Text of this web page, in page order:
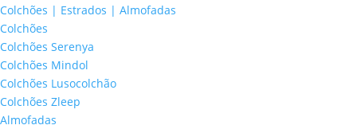
Colchões | Estrados | Almofadas
Colchões
Colchões Serenya
Colchões Mindol
Colchões Lusocolchão
Colchões Zleep
Almofadas